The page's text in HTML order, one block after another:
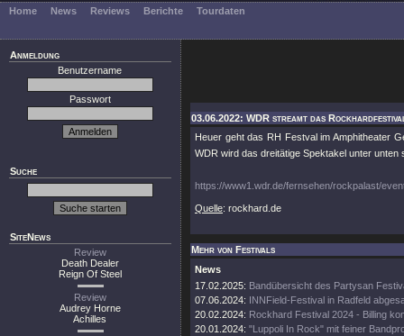
Home News Reviews Berichte Tourdaten
Anmeldung
Benutzername
Passwort
Suche
SiteNews
Review
Death Dealer
Reign Of Steel
Review
Audrey Horne
Achilles
03.06.2022: WDR streamt das
Heuer geht das RH Festval im Amphitheater
WDR wird das dreitätige Spektakel unter
https://www1.wdr.de/fernsehen/rockpalast/
Quelle: rockhard.de
Mehr von Festivals
News
17.02.2025: Bandübersicht des Partysan
07.06.2024: INNField-Festival in Radfeld
20.02.2024: Rockhard Festival 2024 - Billing
20.01.2024: "Luppoli In Rock" mit feiner